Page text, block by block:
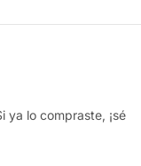
ya lo compraste, ¡sé